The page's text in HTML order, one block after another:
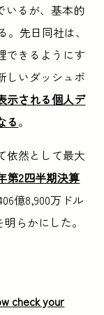
いるが、基本的
先日同社は、
できるようにす
しいダッシュボ
示される個人デ
る。
依然として最大
第2四半期決算
億8,900万ドル
らかにした。
check your